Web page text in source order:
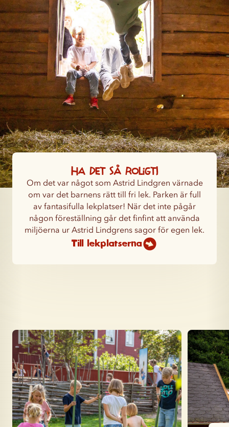
Ha det så roligt!
Om det var något som Astrid Lindgren värnade
om var det barnens rätt till fri lek. Parken är full
av fantasifulla lekplatser! När det inte pågår
någon föreställning går det finfint att använda
miljöerna ur Astrid Lindgrens sagor för egen lek.
Till lekplatserna